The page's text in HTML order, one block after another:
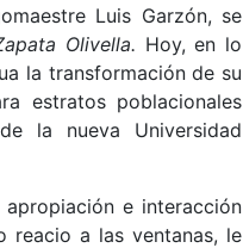
Luis Garzón, se
Olivella. Hoy, en lo
la transformación de su
estratos poblacionales
la nueva Universidad
e interacción
reacio a las ventanas, le